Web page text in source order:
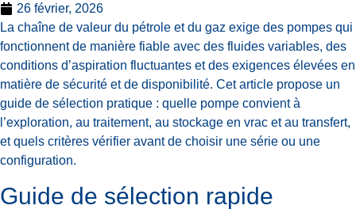
26 février, 2026
La chaîne de valeur du pétrole et du gaz exige des pompes qui
fonctionnent de manière fiable avec des fluides variables, des
conditions d’aspiration fluctuantes et des exigences élevées en
matière de sécurité et de disponibilité. Cet article propose un
guide de sélection pratique : quelle pompe convient à
l’exploration, au traitement, au stockage en vrac et au transfert,
et quels critères vérifier avant de choisir une série ou une
configuration.
Guide de sélection rapide